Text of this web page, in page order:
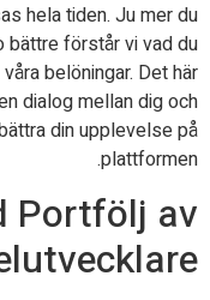
hela tiden. Ju mer du
bättre förstår vi vad du
belöningar. Det här
dialog mellan dig och
din upplevelse på
plattformen.
Portfölj av